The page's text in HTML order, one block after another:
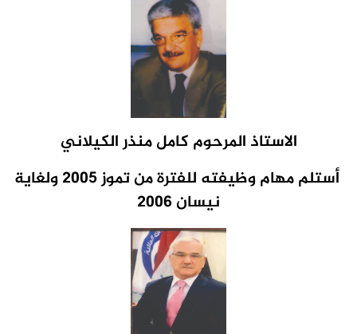
الاستاذ المرحوم كامل منذر الكيلاني
أستلم مهام وظيفته
للفترة من تموز 2005 ولغاية
نيسان 2006